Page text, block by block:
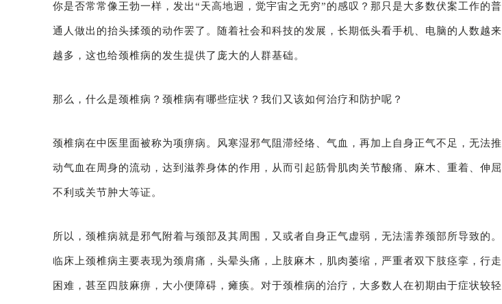
你是否常常像王勃一样，发出“天高地迥，觉宇宙之无穷”的感叹？那只是大多数伏案工作的普
通人做出的抬头揉颈的动作罢了。随着社会和科技的发展，长期低头看手机、电脑的人数越来
越多，这也给颈椎病的发生提供了庞大的人群基础。
那么，什么是颈椎病？颈椎病有哪些症状？我们又该如何治疗和防护呢？
颈椎病在中医里面被称为项痹病。风寒湿邪气阻滞经络、气血，再加上自身正气不足，无法推
动气血在周身的流动，达到滋养身体的作用，从而引起筋骨肌肉关节酸痛、麻木、重着、伸屈
不利或关节肿大等证。
所以，颈椎病就是邪气附着与颈部及其周围，又或者自身正气虚弱，无法濡养颈部所导致的。
临床上颈椎病主要表现为颈肩痛，头晕头痛，上肢麻木，肌肉萎缩，严重者双下肢痉挛，行走
困难，甚至四肢麻痹，大小便障碍，瘫痪。对于颈椎病的治疗，大多数人在初期由于症状较轻